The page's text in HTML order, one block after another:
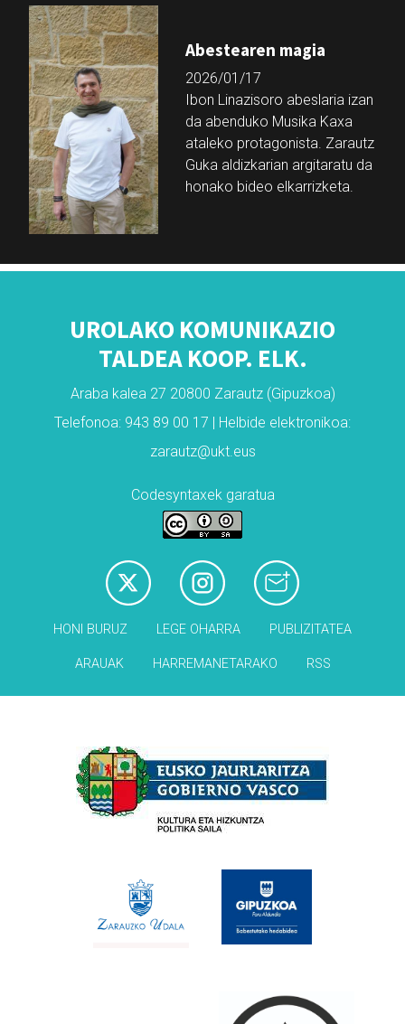
Abestearen magia
2026/01/17
Ibon Linazisoro abeslaria izan
da abenduko Musika Kaxa
ataleko protagonista. Zarautz
Guka aldizkarian argitaratu da
honako bideo elkarrizketa.
UROLAKO KOMUNIKAZIO
TALDEA KOOP. ELK.
Araba kalea 27 20800 Zarautz (Gipuzkoa)
Telefonoa: 943 89 00 17 | Helbide elektronikoa:
zarautz@ukt.eus
Codesyntaxek garatua
HONI BURUZ LEGE OHARRA PUBLIZITATEA
ARAUAK HARREMANETARAKO RSS